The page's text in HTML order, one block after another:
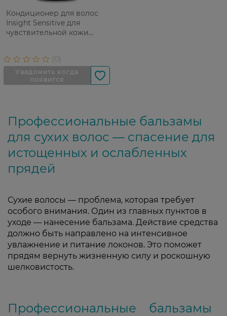
Кондиционер для волос
Insight Sensitive для
чувствительной кожи
Профессиональные бальзамы
для сухих волос — спасение для
истощенных и ослабленных
прядей
Сухие волосы — проблема, которая требует
особого внимания. Один из главных пунктов в
уходе — нанесение бальзама. Действие средства
должно быть направлено на интенсивное
увлажнение и питание локонов. Это поможет
прядям вернуть жизненную силу и роскошную
шелковистость.
Профессиональные бальзамы